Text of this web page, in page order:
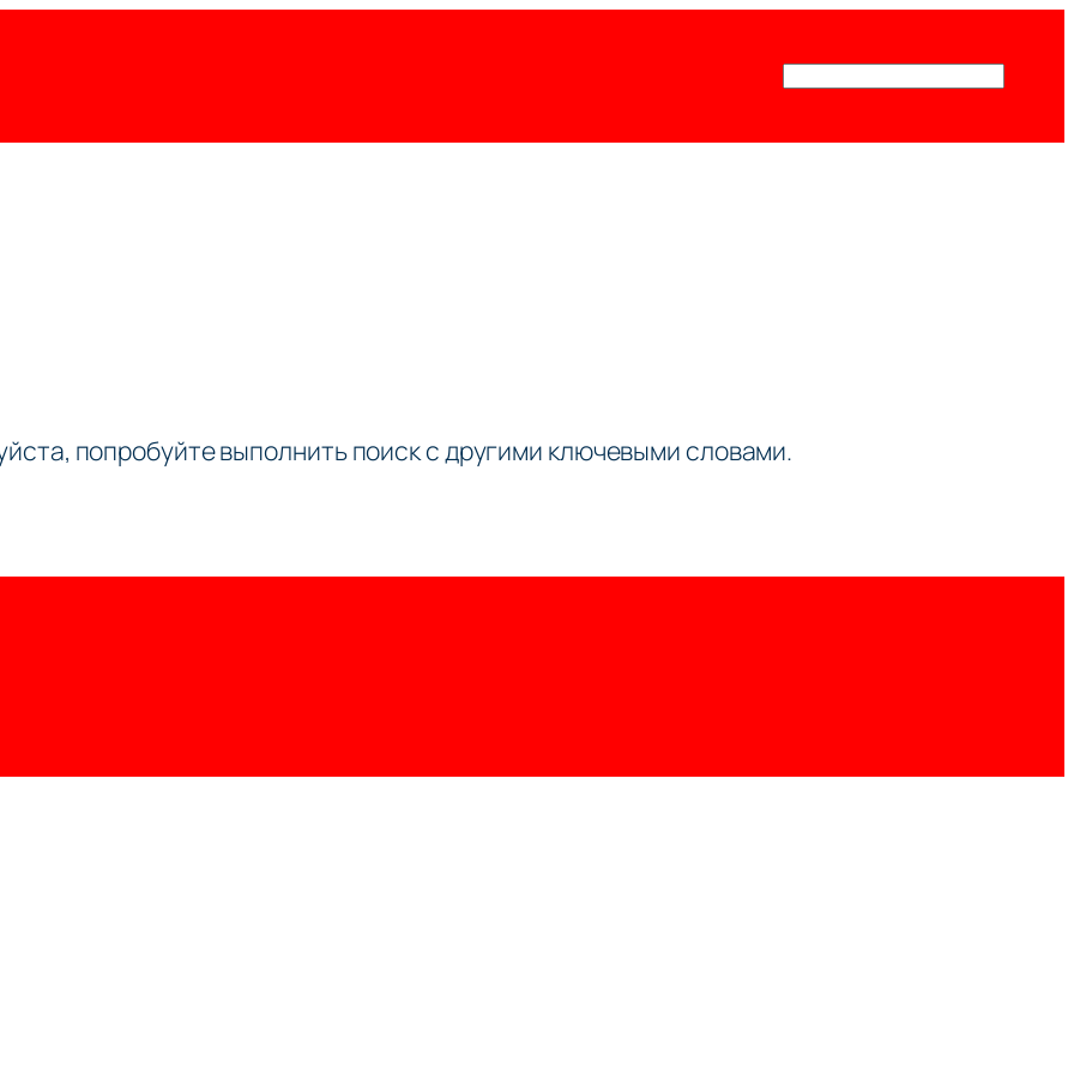
Поиск
попробуйте выполнить поиск с другими ключевыми словами.